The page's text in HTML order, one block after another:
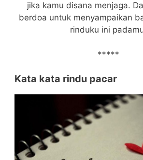
jika kamu disana menjaga.
berdoa untuk menyampaikan
rinduku ini
*****
Kata kata rindu pacar